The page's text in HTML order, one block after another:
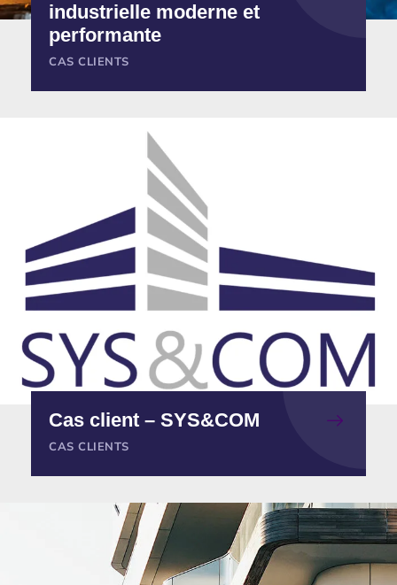
industrielle moderne et
performante
CAS CLIENTS
Cas client – SYS&COM
CAS CLIENTS